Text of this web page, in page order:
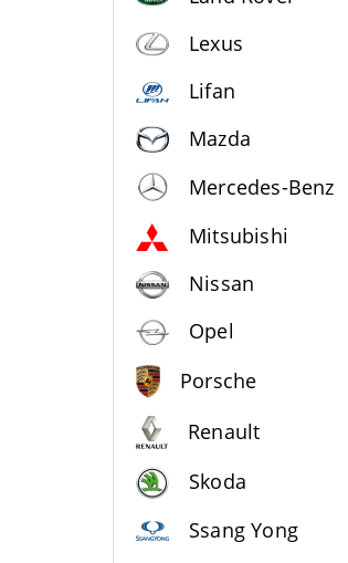
Lexus
Lifan
Mazda
Mercedes-Benz
Mitsubishi
Nissan
Opel
Porsche
Renault
Skoda
Ssang Yong